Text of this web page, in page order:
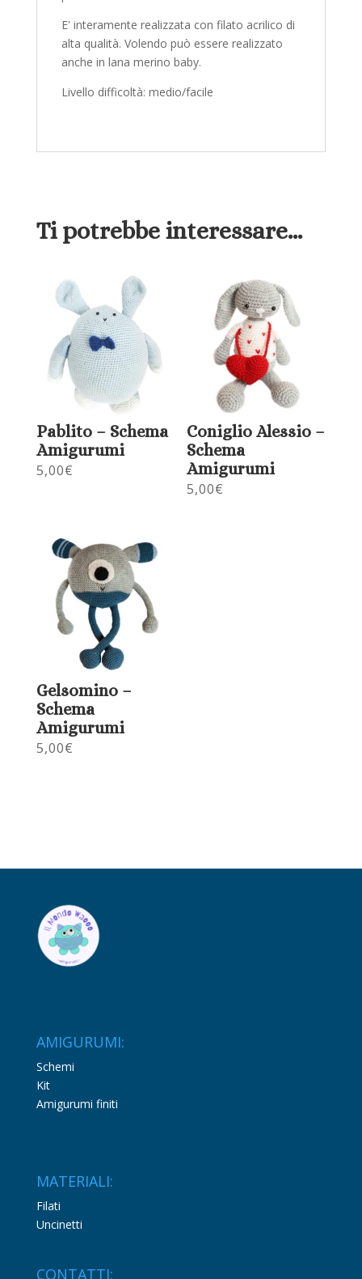
E' interamente realizzata con filato acrilico di
alta qualità. Volendo può essere realizzato
anche in lana merino baby.
Livello difficoltà: medio/facile
Ti potrebbe interessare…
Pablito – Schema
Amigurumi
5,00€
Coniglio Alessio –
Schema
Amigurumi
5,00€
Gelsomino –
Schema
Amigurumi
5,00€
AMIGURUMI:
Schemi
Kit
Amigurumi finiti
MATERIALI:
Filati
Uncinetti
CONTATTI: